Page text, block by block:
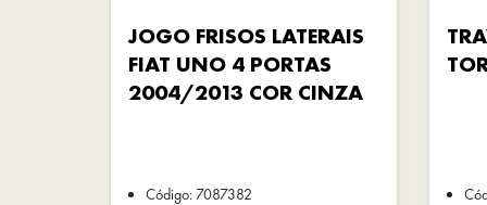
JOGO FRISOS LATERAIS
FIAT UNO 4 PORTAS
2004/2013 COR CINZA
Código: 7087382